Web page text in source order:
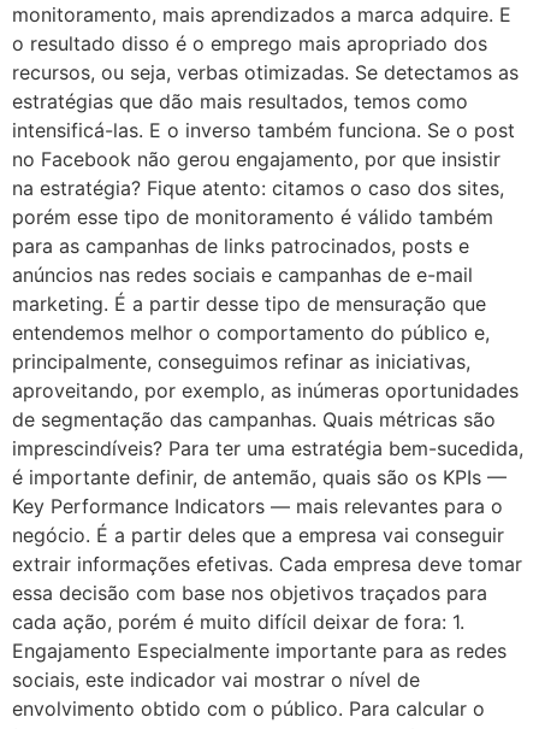
monitoramento, mais aprendizados a marca adquire. E
o resultado disso é o emprego mais apropriado dos
recursos, ou seja, verbas otimizadas. Se detectamos as
estratégias que dão mais resultados, temos como
intensificá-las. E o inverso também funciona. Se o post
no Facebook não gerou engajamento, por que insistir
na estratégia? Fique atento: citamos o caso dos sites,
porém esse tipo de monitoramento é válido também
para as campanhas de links patrocinados, posts e
anúncios nas redes sociais e campanhas de e-mail
marketing. É a partir desse tipo de mensuração que
entendemos melhor o comportamento do público e,
principalmente, conseguimos refinar as iniciativas,
aproveitando, por exemplo, as inúmeras oportunidades
de segmentação das campanhas. Quais métricas são
imprescindíveis? Para ter uma estratégia bem-sucedida,
é importante definir, de antemão, quais são os KPIs —
Key Performance Indicators — mais relevantes para o
negócio. É a partir deles que a empresa vai conseguir
extrair informações efetivas. Cada empresa deve tomar
essa decisão com base nos objetivos traçados para
cada ação, porém é muito difícil deixar de fora: 1.
Engajamento Especialmente importante para as redes
sociais, este indicador vai mostrar o nível de
envolvimento obtido com o público. Para calcular o